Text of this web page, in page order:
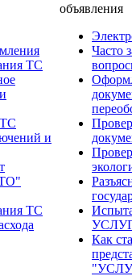
ТС
ТС
и
ТС
объявления
Часто
Как